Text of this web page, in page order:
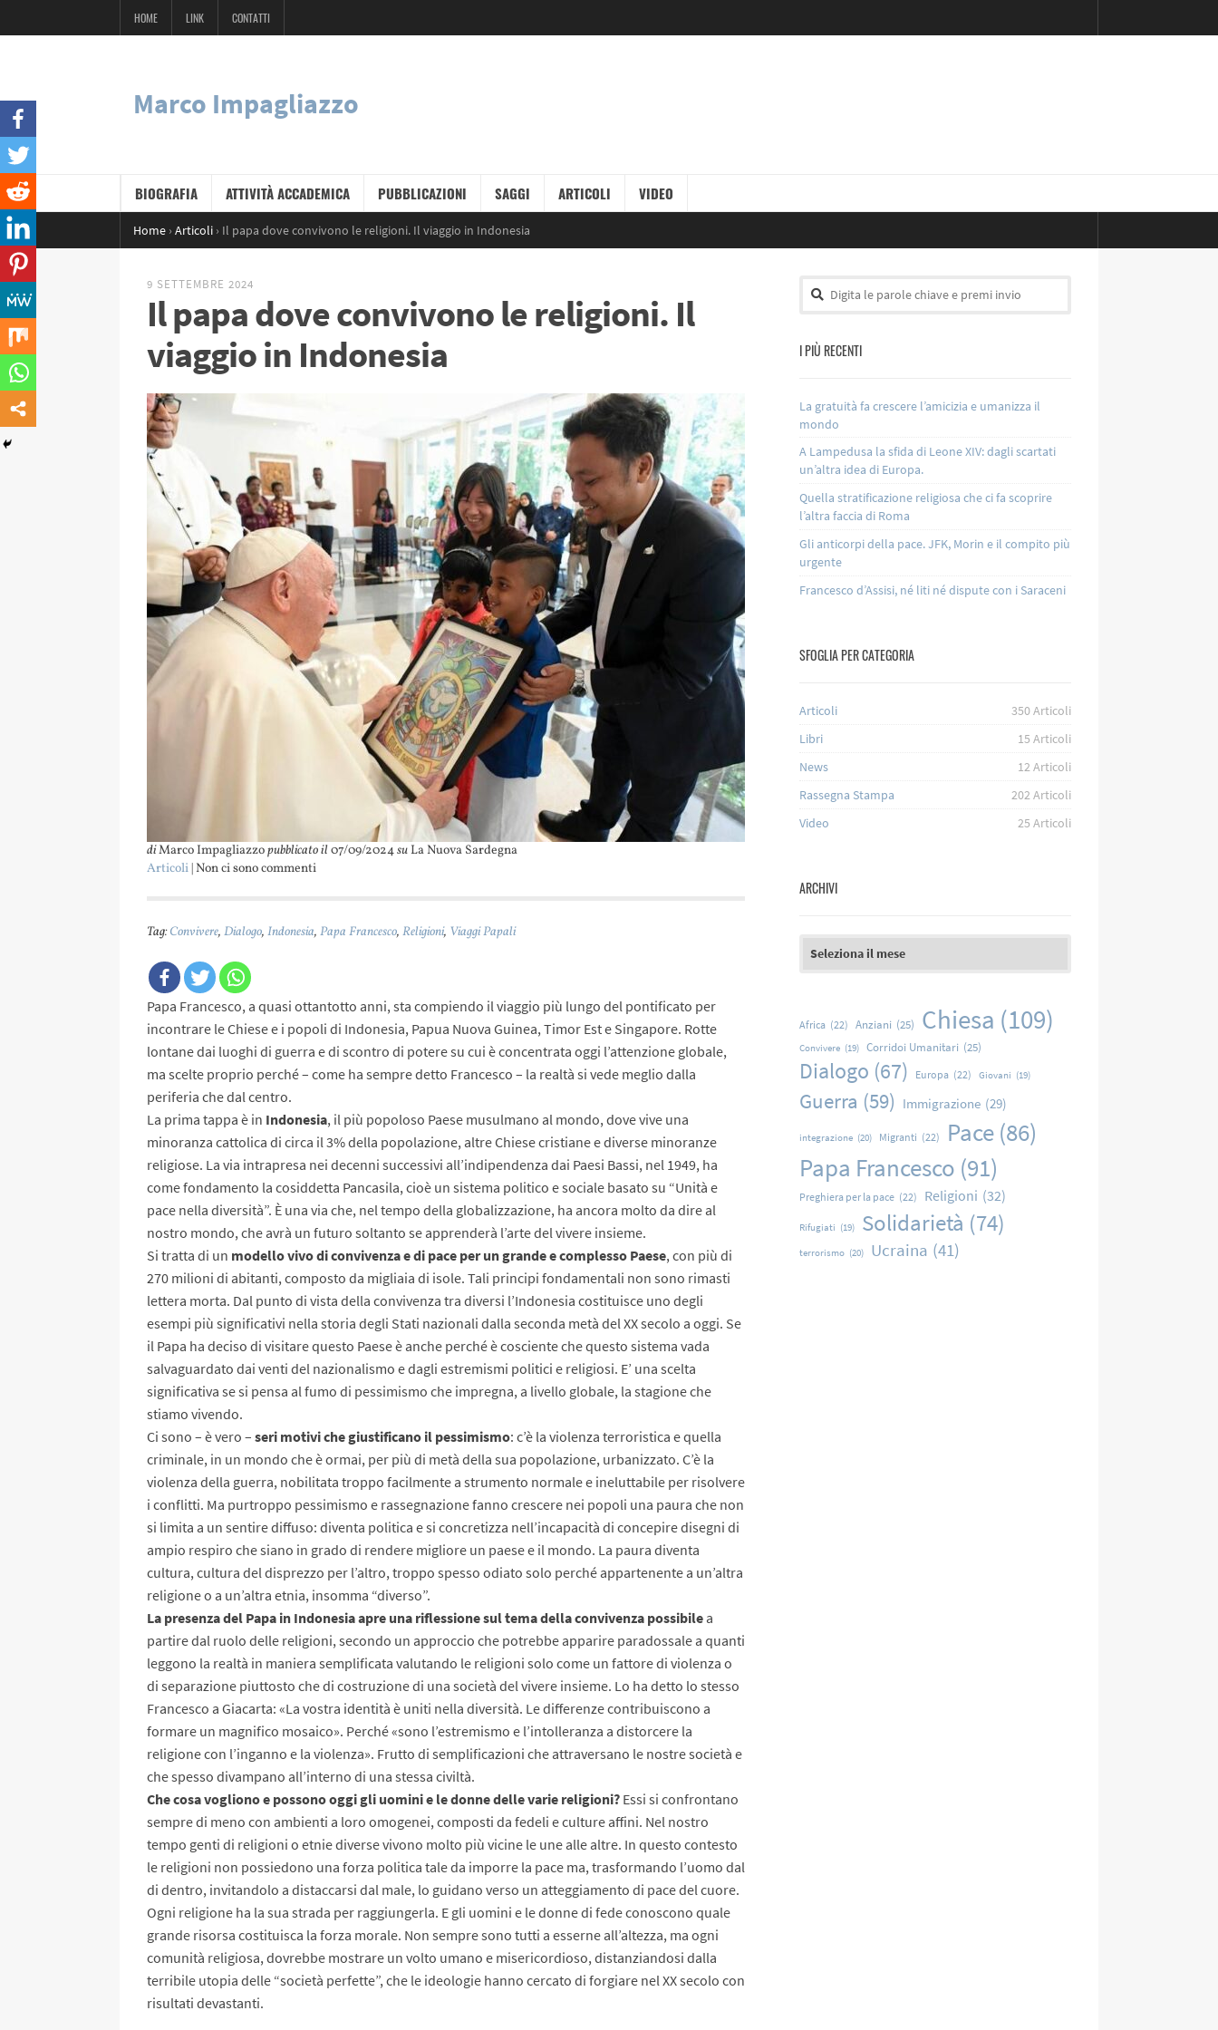
HOME LINK CONTATTI
Marco Impagliazzo
BIOGRAFIA ATTIVITÀ ACCADEMICA PUBBLICAZIONI SAGGI ARTICOLI VIDEO
Home › Articoli › Il papa dove convivono le religioni. Il viaggio in Indonesia
9 SETTEMBRE 2024
Il papa dove convivono le religioni. Il
viaggio in Indonesia
diMarco Impagliazzopubblicato il07/09/2024su La Nuova Sardegna
Articoli| Non ci sono commenti
Tag:Convivere, Dialogo, Indonesia, Papa Francesco, Religioni, Viaggi Papali
Papa Francesco, a quasi ottantotto anni, sta compiendo il viaggio più lungo del pontificato per
incontrare le Chiese e i popoli di Indonesia, Papua Nuova Guinea, Timor Est e Singapore. Rotte
lontane dai luoghi di guerra e di scontro di potere su cui è concentrata oggi l’attenzione globale,
ma scelte proprio perché – come ha sempre detto Francesco – la realtà si vede meglio dalla
periferia che dal centro.
La prima tappa è in Indonesia, il più popoloso Paese musulmano al mondo, dove vive una
minoranza cattolica di circa il 3% della popolazione, altre Chiese cristiane e diverse minoranze
religiose. La via intrapresa nei decenni successivi all’indipendenza dai Paesi Bassi, nel 1949, ha
come fondamento la cosiddetta Pancasila, cioè un sistema politico e sociale basato su “Unità e
pace nella diversità”. È una via che, nel tempo della globalizzazione, ha ancora molto da dire al
nostro mondo, che avrà un futuro soltanto se apprenderà l’arte del vivere insieme.
Si tratta di un modello vivo di convivenza e di pace per un grande e complesso Paese, con più di
270 milioni di abitanti, composto da migliaia di isole. Tali principi fondamentali non sono rimasti
lettera morta. Dal punto di vista della convivenza tra diversi l’Indonesia costituisce uno degli
esempi più significativi nella storia degli Stati nazionali dalla seconda metà del XX secolo a oggi. Se
il Papa ha deciso di visitare questo Paese è anche perché è cosciente che questo sistema vada
salvaguardato dai venti del nazionalismo e dagli estremismi politici e religiosi. E’ una scelta
significativa se si pensa al fumo di pessimismo che impregna, a livello globale, la stagione che
stiamo vivendo.
Ci sono – è vero – seri motivi che giustificano il pessimismo: c’è la violenza terroristica e quella
criminale, in un mondo che è ormai, per più di metà della sua popolazione, urbanizzato. C’è la
violenza della guerra, nobilitata troppo facilmente a strumento normale e ineluttabile per risolvere
i conflitti. Ma purtroppo pessimismo e rassegnazione fanno crescere nei popoli una paura che non
si limita a un sentire diffuso: diventa politica e si concretizza nell’incapacità di concepire disegni di
ampio respiro che siano in grado di rendere migliore un paese e il mondo. La paura diventa
cultura, cultura del disprezzo per l’altro, troppo spesso odiato solo perché appartenente a un’altra
religione o a un’altra etnia, insomma “diverso”.
La presenza del Papa in Indonesia apre una riflessione sul tema della convivenza possibile a
partire dal ruolo delle religioni, secondo un approccio che potrebbe apparire paradossale a quanti
leggono la realtà in maniera semplificata valutando le religioni solo come un fattore di violenza o
di separazione piuttosto che di costruzione di una società del vivere insieme. Lo ha detto lo stesso
Francesco a Giacarta: «La vostra identità è uniti nella diversità. Le differenze contribuiscono a
formare un magnifico mosaico». Perché «sono l’estremismo e l’intolleranza a distorcere la
religione con l’inganno e la violenza». Frutto di semplificazioni che attraversano le nostre società e
che spesso divampano all’interno di una stessa civiltà.
Che cosa vogliono e possono oggi gli uomini e le donne delle varie religioni? Essi si confrontano
sempre di meno con ambienti a loro omogenei, composti da fedeli e culture affini. Nel nostro
tempo genti di religioni o etnie diverse vivono molto più vicine le une alle altre. In questo contesto
le religioni non possiedono una forza politica tale da imporre la pace ma, trasformando l’uomo dal
di dentro, invitandolo a distaccarsi dal male, lo guidano verso un atteggiamento di pace del cuore.
Ogni religione ha la sua strada per raggiungerla. E gli uomini e le donne di fede conoscono quale
grande risorsa costituisca la forza morale. Non sempre sono tutti a esserne all’altezza, ma ogni
comunità religiosa, dovrebbe mostrare un volto umano e misericordioso, distanziandosi dalla
terribile utopia delle “società perfette”, che le ideologie hanno cercato di forgiare nel XX secolo con
risultati devastanti.
I PIÙ RECENTI
La gratuità fa crescere l’amicizia e umanizza il
mondo
A Lampedusa la sfida di Leone XIV: dagli scartati
un’altra idea di Europa.
Quella stratificazione religiosa che ci fa scoprire
l’altra faccia di Roma
Gli anticorpi della pace. JFK, Morin e il compito più
urgente
Francesco d’Assisi, né liti né dispute con i Saraceni
SFOGLIA PER CATEGORIA
Articoli 350Articoli
Libri
15 Articoli
News
12Articoli
Rassegna Stampa
202Articoli
Video
25 Articoli
ARCHIVI
Africa (22) Anziani (25) Chiesa (109)
Convivere (19) Corridoi Umanitari (25)
Dialogo (67) Europa (22) Giovani (19)
Guerra (59) Immigrazione (29)
integrazione (20) Migranti (22) Pace (86)
Papa Francesco (91)
Preghiera per la pace (22) Religioni (32)
Rifugiati (19) Solidarietà (74)
terrorismo (20) Ucraina (41)